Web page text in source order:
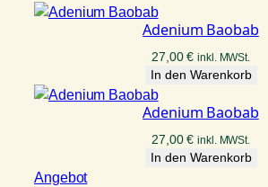
Adenium Baobab
27,00€ inkl. MWSt.
In den Warenkorb
Adenium Baobab
27,00€ inkl. MWSt.
In den Warenkorb
AngebotProdukt